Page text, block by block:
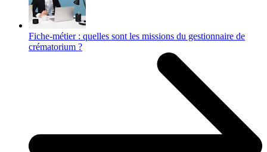
Fiche-métier : quelles sont les missions du gestionnaire de
crématorium ?